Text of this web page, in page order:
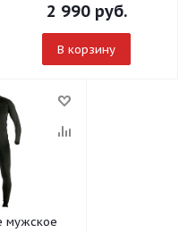
2 990руб.
В корзину
мужское